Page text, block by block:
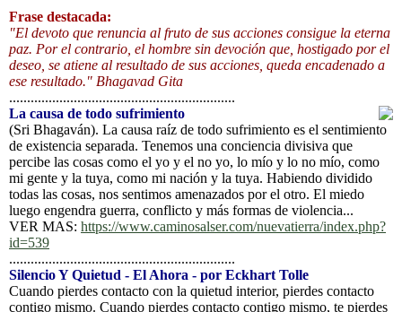
Frase destacada:
"El devoto que renuncia al fruto de sus acciones consigue la eterna
paz. Por el contrario, el hombre sin devoción que, hostigado por el
deseo, se atiene al resultado de sus acciones, queda encadenado a
ese resultado." Bhagavad Gita
...............................................................
La causa de todo sufrimiento
(Sri Bhagaván). La causa raíz de todo sufrimiento es el sentimiento
de existencia separada. Tenemos una conciencia divisiva que
percibe las cosas como el yo y el no yo, lo mío y lo no mío, como
mi gente y la tuya, como mi nación y la tuya. Habiendo dividido
todas las cosas, nos sentimos amenazados por el otro. El miedo
luego engendra guerra, conflicto y más formas de violencia...
VER MAS: https://www.caminosalser.com/nuevatierra/index.php?
id=539
...............................................................
Silencio Y Quietud - El Ahora - por Eckhart Tolle
Cuando pierdes contacto con la quietud interior, pierdes contacto
contigo mismo. Cuando pierdes contacto contigo mismo, te pierdes